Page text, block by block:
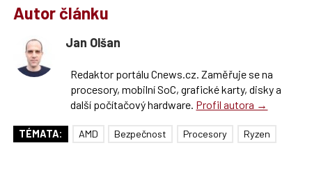
Autor článku
Jan Olšan
Redaktor portálu Cnews.cz. Zaměřuje se na
procesory, mobilní SoC, grafické karty, disky a
další počítačový hardware. Profil autora →
TÉMATA: AMD Bezpečnost Procesory Ryzen